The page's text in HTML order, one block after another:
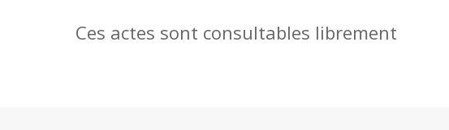
Ces actes sont consultables librement